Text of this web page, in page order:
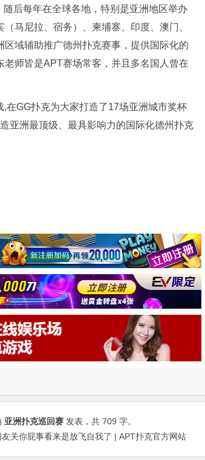
后每年在全球各地，特别是亚洲地区举办
马尼拉、宿务）、柬埔寨、印度、澳门、
域辅助推广德州扑克赛事，提供国际化的
师皆是APT赛场常客，并且多名国人曾在
在GG扑克为大家打造了17场亚洲城市奖杯
亚洲最顶级、最具影响力的国际化德州扑克
亚洲扑克巡回赛 发表，共 709 字。
关你屁事看来是放飞自我了 | APT扑克官方网站